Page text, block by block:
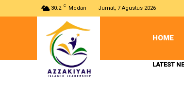
30.2 C Medan Jumat, 7 Agustus 2026
HOME
LATEST
LATEST